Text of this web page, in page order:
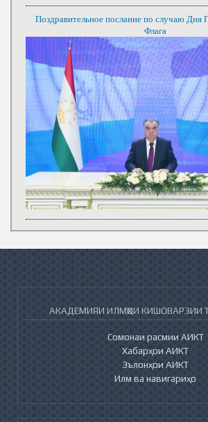
Поздравительное послание по случаю Дня
Флага
АКАДЕМИЯИ ИЛМҲОИ КИШОВАРЗИИ
Сомонаи расмии АИКТ
Хабарҳои АИКТ
Эълонҳои АИКТ
Илм ва навигариҳо